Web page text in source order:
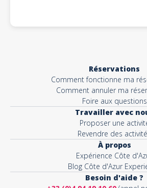
Réservations
Comment fonctionne ma
Comment annuler ma
Foire aux questions
Travailler avec
Proposer une
Revendre des
À propos
Expérience Côte
Blog Côte d'Azur
Besoin d'aide ?